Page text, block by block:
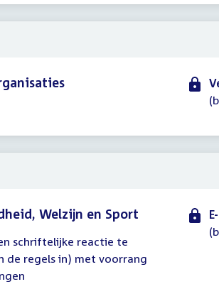
Welzijn en Sport
schriftelijke reactie te
de regels in) met voorrang